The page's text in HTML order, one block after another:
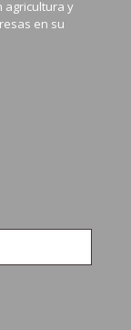
agricultura y
en su